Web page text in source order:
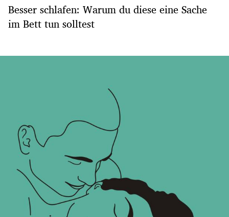
Besser schlafen: Warum du diese eine Sache
im Bett tun solltest